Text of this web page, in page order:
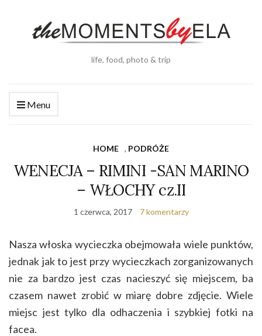
life, food, photo & trip
Menu
HOME , PODRÓŻE
WENECJA – RIMINI -SAN MARINO
– WŁOCHY cz.II
1 czerwca, 2017 7 komentarzy
Nasza włoska wycieczka obejmowała wiele punktów,
jednak jak to jest przy wycieczkach zorganizowanych
nie za bardzo jest czas nacieszyć się miejscem, ba
czasem nawet zrobić w miarę dobre zdjęcie. Wiele
miejsc jest tylko dla odhaczenia i szybkiej fotki na
facea.